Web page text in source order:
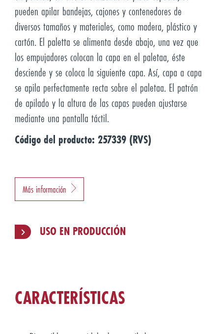
pueden apilar bandejas, cajones y contenedores de
diversos tamaños y materiales, como madera, plástico y
cartón. El paletta se alimenta desde abajo, una vez que
los empujadores colocan la capa en el paletaa, éste
desciende y se coloca la siguiente capa. Así, capa a capa
se apila perfectamente recta sobre el paletaa. El patrón
de apilado y la altura de las capas pueden ajustarse
mediante una pantalla táctil.
Código del producto: 257339 (RVS)
Más información
USO EN PRODUCCIÓN
CARACTERÍSTICAS